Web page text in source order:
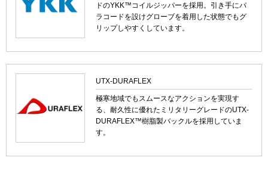
ドのYKK™コイルジッパーを採用。引き手にパ
ラコードを設けグローブを着用した状態でもグ
リップしやすくしています。
UTX-DURAFLEX
極寒地域でもスムースなアクションを実現す
る、耐久性に優れたミリタリーグレードのUTX-
DURAFLEX™樹脂製バックルを採用していま
す。